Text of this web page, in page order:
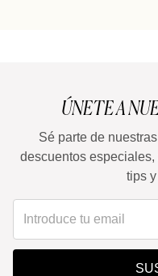
ÚNETE A
Sé parte de
descuentos
tips